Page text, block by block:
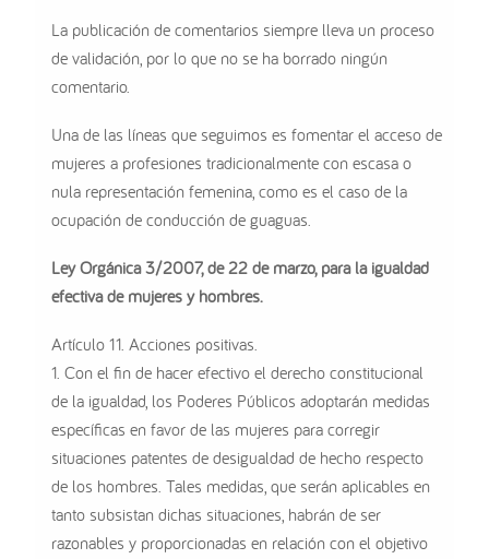
La publicación de comentarios siempre lleva un proceso
de validación, por lo que no se ha borrado ningún
comentario.
Una de las líneas que seguimos es fomentar el acceso de
mujeres a profesiones tradicionalmente con escasa o
nula representación femenina, como es el caso de la
ocupación de conducción de guaguas.
Ley Orgánica 3/2007, de 22 de marzo, para la igualdad
efectiva de mujeres y hombres.
Artículo 11. Acciones positivas.
1. Con el fin de hacer efectivo el derecho constitucional
de la igualdad, los Poderes Públicos adoptarán medidas
específicas en favor de las mujeres para corregir
situaciones patentes de desigualdad de hecho respecto
de los hombres. Tales medidas, que serán aplicables en
tanto subsistan dichas situaciones, habrán de ser
razonables y proporcionadas en relación con el objetivo